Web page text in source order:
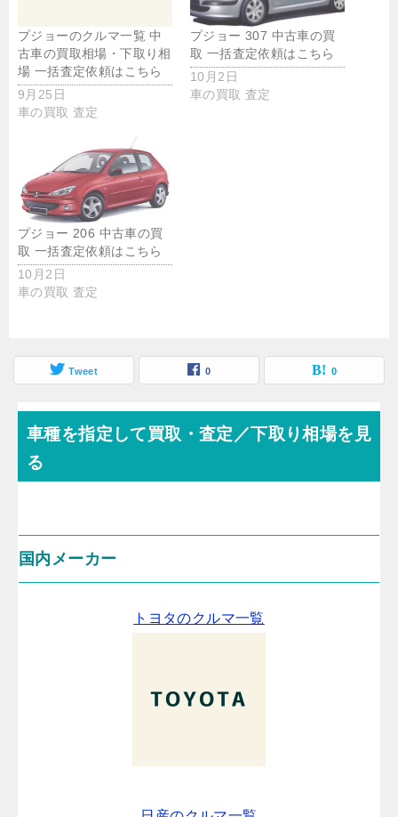
プジョーのクルマ一覧 中
古車の買取相場・下取り相
場 一括査定依頼はこちら
9月25日
車の買取 査定
プジョー 307 中古車の買
取 一括査定依頼はこちら
10月2日
車の買取 査定
プジョー 206 中古車の買
取 一括査定依頼はこちら
10月2日
車の買取 査定
Tweet 0 0
車種を指定して買取・査定／下取り相場を見
る
国内メーカー
トヨタのクルマ一覧